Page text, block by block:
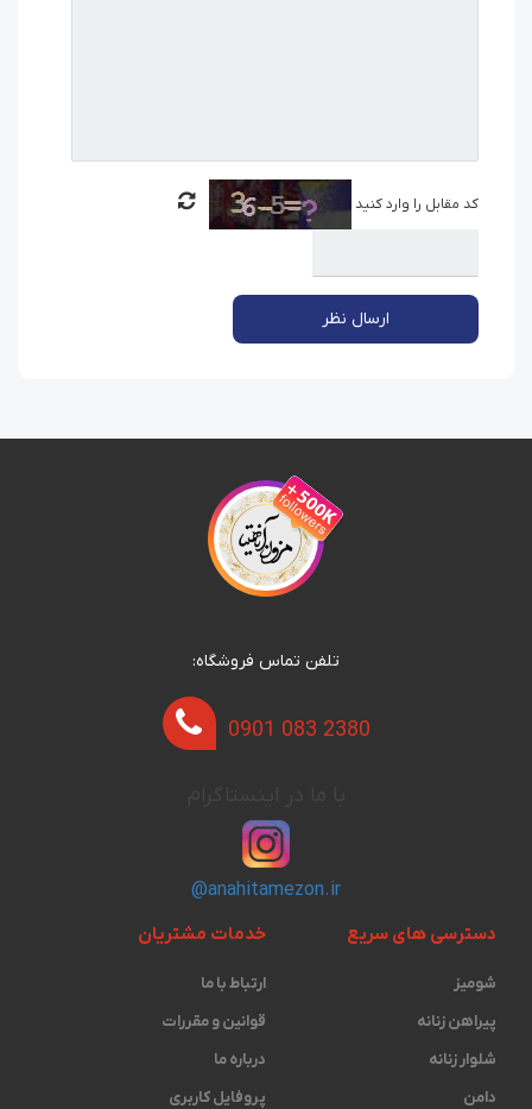
کد مقابل را وارد کنید
ارسال نظر
تلفن تماس فروشگاه:
0901 083 2380
@anahitamezon.ir
دسترسی های سریع
شومیز
پیراهن زنانه
شلوار زنانه
دامن
خدمات مشتریان
ارتباط با ما
قوانین و مقررات
درباره ما
پروفایل کاربری